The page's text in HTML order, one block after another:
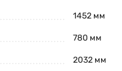
1452 мм
780 мм
2032 мм